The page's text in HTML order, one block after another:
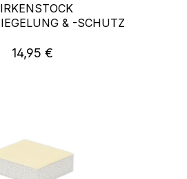
& -SCHUTZ
Regulärer Preis:
14,95 €